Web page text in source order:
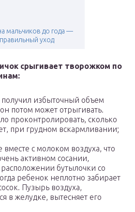
мальчиков до года —
правильный уход
срыгивает творожком по
избыточный объем
потом может отрыгивать.
проконтролировать, сколько
при грудном вскармливании;
с молоком воздуха, что
активном сосании,
бутылочки со
ребенок неплотно забирает
Пузырь воздуха,
в желудке, вытесняет его